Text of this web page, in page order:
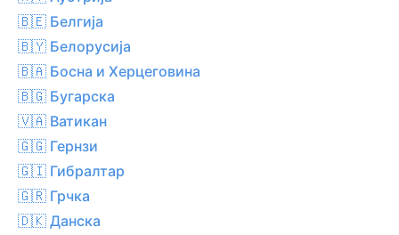
🇧🇪 Белгија
🇧🇾 Белорусија
🇧🇦 Босна и Херцеговина
🇧🇬 Бугарска
🇻🇦 Ватикан
🇬🇬 Гернзи
🇬🇮 Гибралтар
🇬🇷 Грчка
🇩🇰 Данска